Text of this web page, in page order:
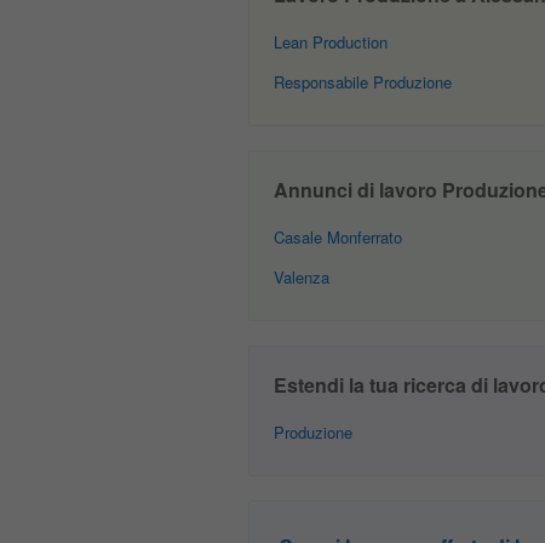
Lean Production
Responsabile Produzione
Annunci di lavoro
Casale Monferrato
Valenza
Estendi la tua ricerca di
Produzione